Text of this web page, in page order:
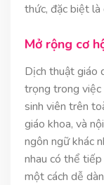
thức, đặc biệt là
Mở rộng cơ
Dịch thuật giáo
trọng trong việc
sinh viên trên
giáo khoa, và
ngôn ngữ khác
nhau có thể
một cách dễ